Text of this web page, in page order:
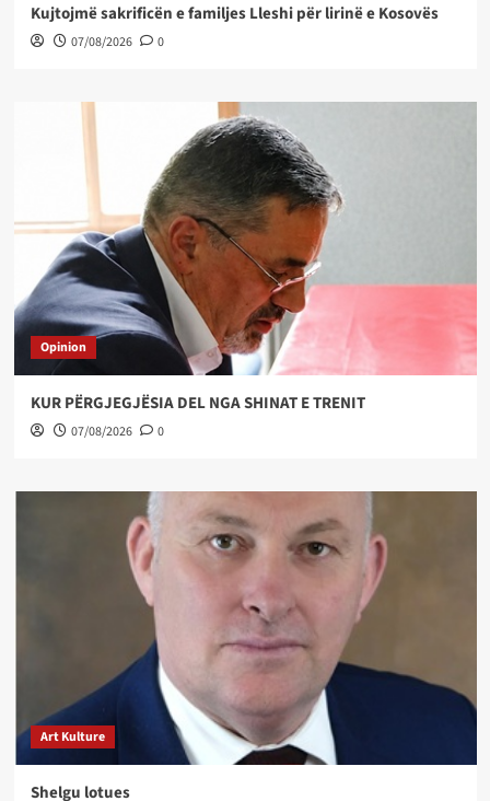
Kujtojmë sakrificën e familjes Lleshi për lirinë e Kosovës
07/08/2026 0
Opinion
KUR PËRGJEGJËSIA DEL NGA SHINAT E TRENIT
07/08/2026 0
Art Kulture
Shelgu lotues